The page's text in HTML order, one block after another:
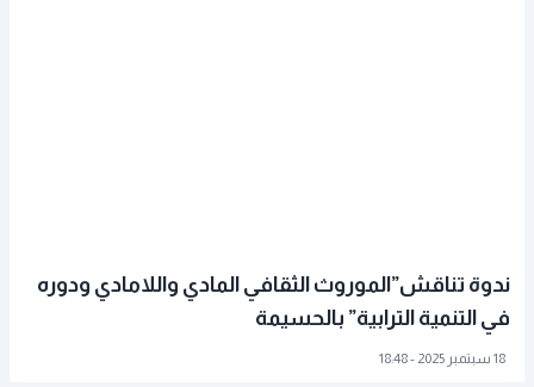
ندوة تناقش”الموروث الثقافي المادي واللامادي ودوره
في التنمية الترابية” بالحسيمة
18 سبتمبر 2025 - 18:48